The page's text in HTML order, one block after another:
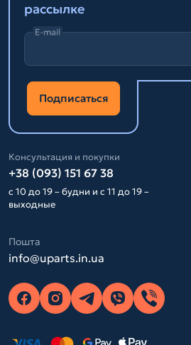
рассылке
E-mail
Подписаться
Консультация и покупки
+38 (093) 151 67 38
с 10 до 19 – будни и с 11 до 19 –
выходные
Пошта
info@uparts.in.ua